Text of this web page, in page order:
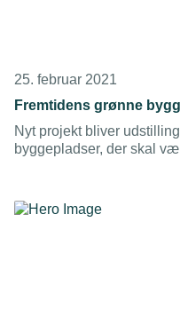
25. februar 2021
Fremtidens grønne
Nyt projekt bliver
byggepladser, der skal